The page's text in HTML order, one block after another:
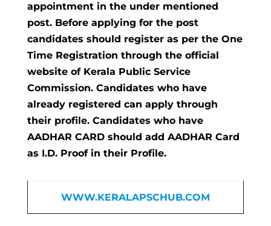
appointment in the under mentioned
post. Before applying for the post
candidates should register as per the One
Time Registration through the official
website of Kerala Public Service
Commission. Candidates who have
already registered can apply through
their profile. Candidates who have
AADHAR CARD should add AADHAR Card
as I.D. Proof in their Profile.
WWW.KERALAPSCHUB.COM